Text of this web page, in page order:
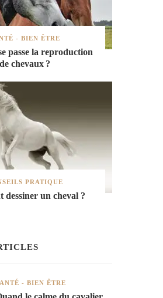
- BIEN ÊTRE
passe la reproduction
de chevaux ?
PRATIQUE
dessiner un cheval ?
- BIEN ÊTRE